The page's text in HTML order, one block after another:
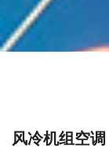
风冷机组空调